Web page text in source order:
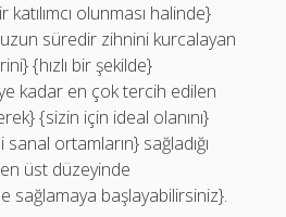
olunması halinde}
süredir zihnini kurcalayan
{hızlı bir şekilde}
kadar en çok tercih edilen
{sizin için ideal olanını}
ortamların} sağladığı
üst düzeyinde
sağlamaya başlayabilirsiniz}.